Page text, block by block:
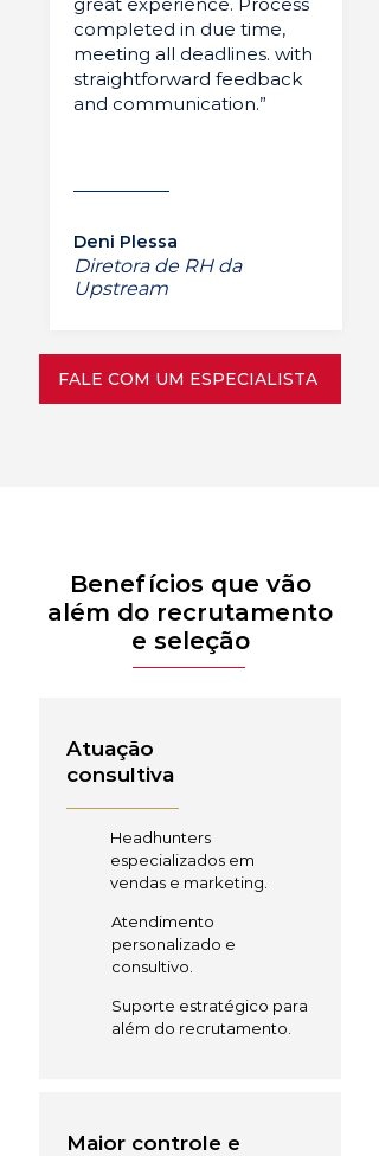
completed in due time,
meeting all deadlines. with
straightforward feedback
and communication.”
Deni Plessa
Diretora de RH da
Upstream
FALE COM UM ESPECIALISTA
Benefícios que vão
além do recrutamento
e seleção
Atuação
consultiva
Headhunters
especializados em
vendas e marketing.
Atendimento
personalizado e
consultivo.
Suporte estratégico para
além do recrutamento.
Maior controle e